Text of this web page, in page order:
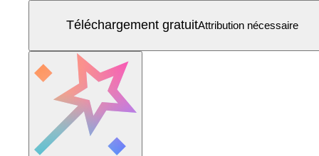
Téléchargement gratuitAttribution nécessaire